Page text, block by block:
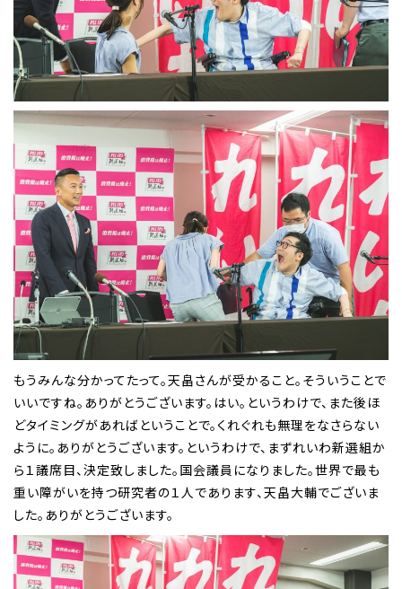
もうみんな分かってたって。天畠さんが受かること。そういうことで
いいですね。ありがとうございます。はい。というわけで、また後ほ
どタイミングがあればということで。くれぐれも無理をなさらない
ように。ありがとうございます。というわけで、まずれいわ新選組か
ら１議席目、決定致しました。国会議員になりました。世界で最も
重い障がいを持つ研究者の１人であります、天畠大輔でございま
した。ありがとうございます。